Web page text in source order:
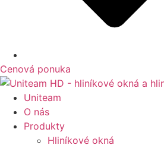
Cenová ponuka
Uniteam
O nás
Produkty
Hliníkové okná